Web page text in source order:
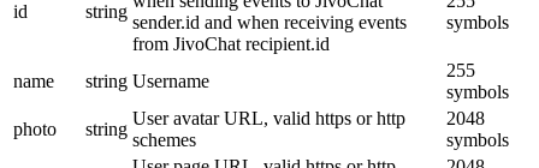
id string
sender.id and when receiving events
from JivoChat recipient.id
symbols
name string Username
255
symbols
photo
string
User avatar URL, valid https or http
schemes
2048
symbols